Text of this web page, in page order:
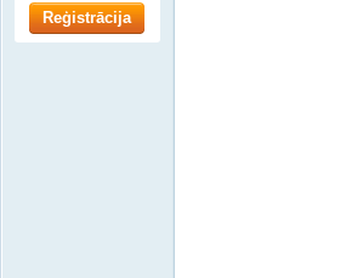
Reģistrācija